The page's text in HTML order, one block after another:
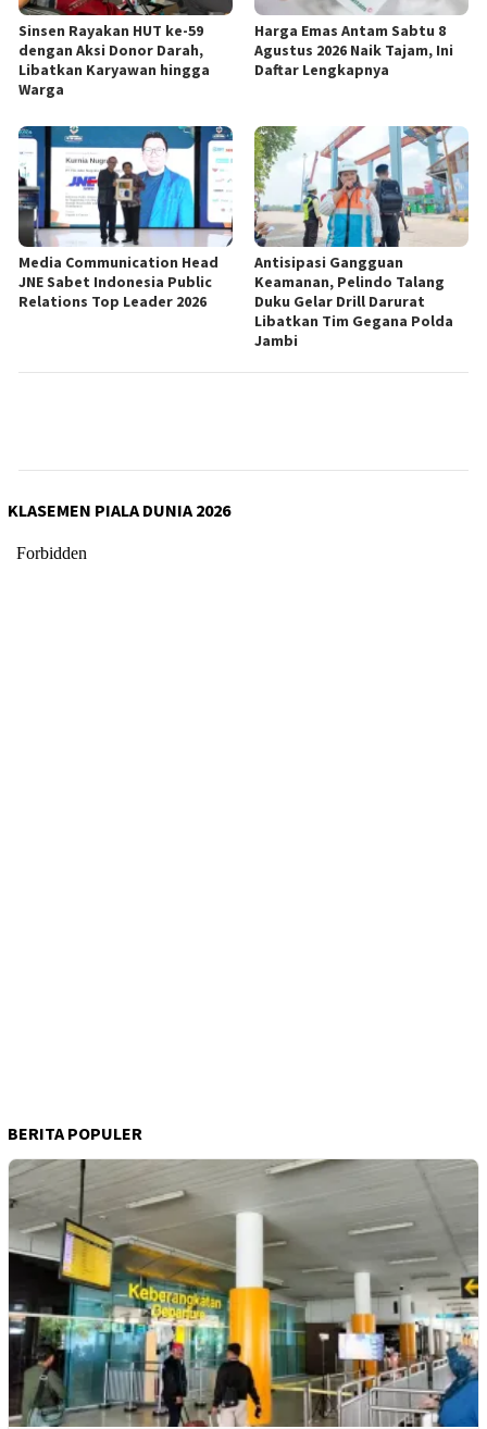
Sinsen Rayakan HUT ke-59
dengan Aksi Donor Darah,
Libatkan Karyawan hingga
Warga
Harga Emas Antam Sabtu 8
Agustus 2026 Naik Tajam, Ini
Daftar Lengkapnya
Media Communication Head
JNE Sabet Indonesia Public
Relations Top Leader 2026
Antisipasi Gangguan
Keamanan, Pelindo Talang
Duku Gelar Drill Darurat
Libatkan Tim Gegana Polda
Jambi
KLASEMEN PIALA DUNIA 2026
BERITA POPULER